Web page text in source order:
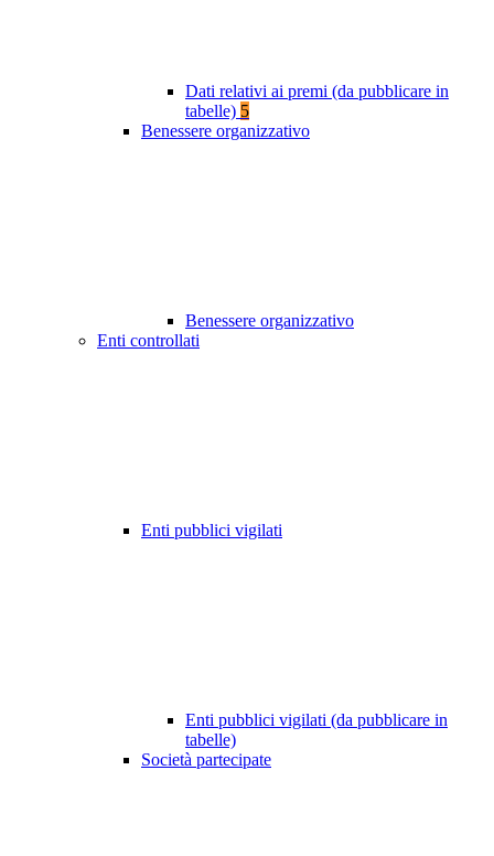
Dati relativi ai premi (da pubblicare in
tabelle) 5
Benessere organizzativo
Benessere organizzativo
Enti controllati
Enti pubblici vigilati
Enti pubblici vigilati (da pubblicare in
tabelle)
Società partecipate